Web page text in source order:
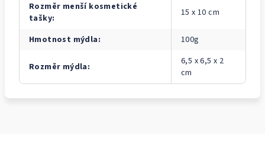
Rozměr menší kosmetické
tašky: 15 x 10 cm
Hmotnost mýdla: 100g
Rozměr mýdla:
6,5 x 6,5 x 2
cm